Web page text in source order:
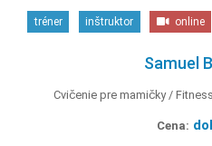
tréner inštruktor online
Samuel
Cvičenie pre mamičky Fitness
Cena: